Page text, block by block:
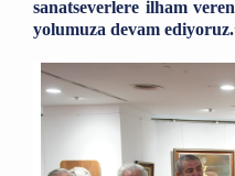
sanatseverlere ilham
yolumuza devam